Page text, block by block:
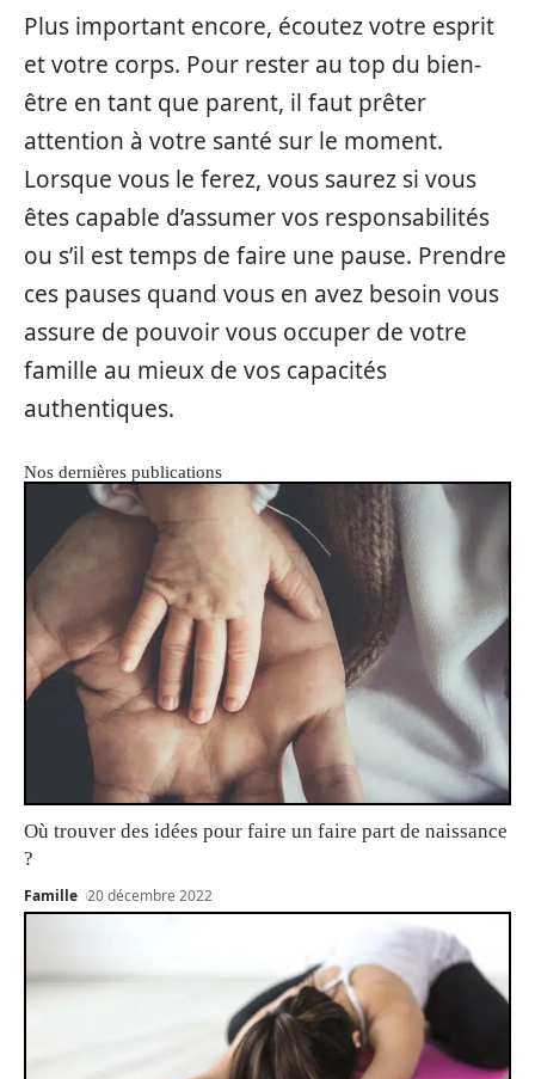
Plus important encore, écoutez votre esprit
et votre corps. Pour rester au top du bien-
être en tant que parent, il faut prêter
attention à votre santé sur le moment.
Lorsque vous le ferez, vous saurez si vous
êtes capable d’assumer vos responsabilités
ou s’il est temps de faire une pause. Prendre
ces pauses quand vous en avez besoin vous
assure de pouvoir vous occuper de votre
famille au mieux de vos capacités
authentiques.
Nos dernières publications
Où trouver des idées pour faire un faire part de naissance
?
Famille 20 décembre 2022